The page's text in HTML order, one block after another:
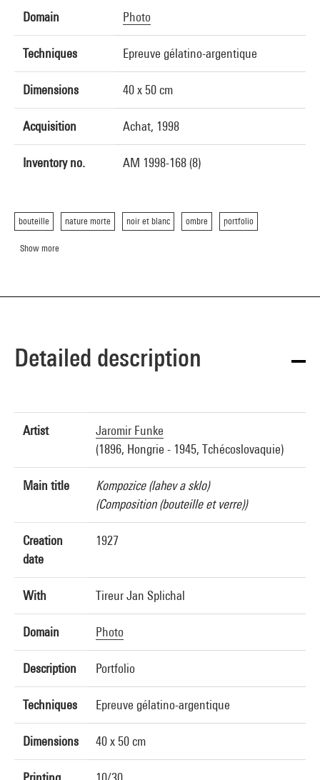
Domain Photo
Techniques Epreuve gélatino-argentique
Dimensions 40 x 50 cm
Acquisition Achat, 1998
Inventory no. AM 1998-168 (8)
bouteille nature morte noir et blanc ombre portfolio
Show more
Detailed description
Artist
Jaromir Funke
(1896, Hongrie - 1945, Tchécoslovaquie)
Main title
Kompozice (lahev a sklo)
(Composition (bouteille et verre))
Creation
date
1927
With Tireur Jan Splichal
Domain Photo
Description Portfolio
Techniques Epreuve gélatino-argentique
Dimensions 40 x 50 cm